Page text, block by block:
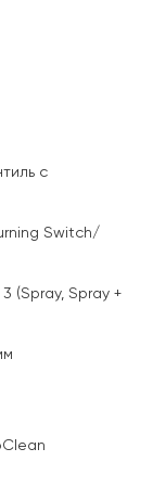
с
Switch/
(Spray, Spray +